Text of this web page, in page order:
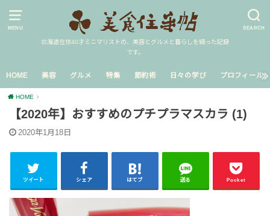
MENU SEARCH
北海道在住40才ミニマリストの、美容とグルメと暮らしを綴った記録
です。
HOME 美容 グルメ 特集 節約術 日々の学び プロフィール
HOME
【2020年】おすすめのプチプラマスカラ (1)
2020年1月18日
ツイート シェア はてブ 送る Pocket